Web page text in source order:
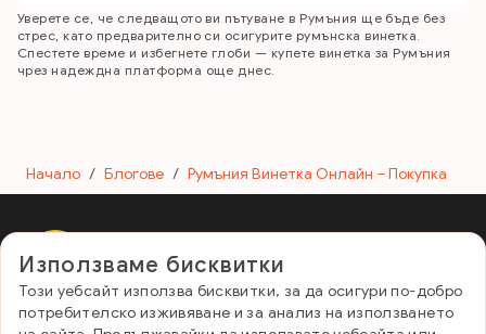
Уверете се, че следващото ви пътуване в Румъния ще бъде без
стрес, като предварително си осигурите румънска винетка.
Спестете време и избегнете глоби — купете винетка за Румъния
чрез надеждна платформа още днес.
Начало / Блогове / Румъния Винетка Онлайн – Покупка
E-Vignette Romania
Полезни връзки
Контакт и ЧЗВ
Използваме бисквитки
Този уебсайт използва бисквитки, за да осигури по-добро
потребителско изживяване и за анализ на използването